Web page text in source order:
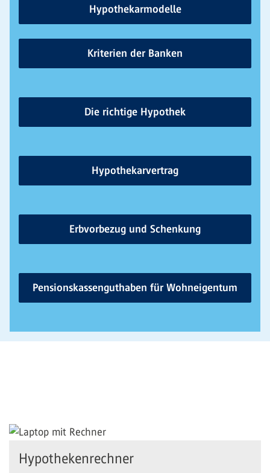
Hypothekarmodelle
Kriterien der Banken
Die richtige Hypothek
Hypothekarvertrag
Erbvorbezug und Schenkung
Pensionskassenguthaben für Wohneigentum
Hypothekenrechner